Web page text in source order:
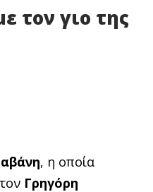
τον γιο της
, η οποία
Γρηγόρη